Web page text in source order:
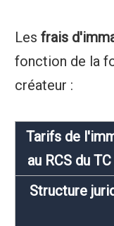
Les frais
fonction de la
créateur :
Tarifs de
au RCS du
Structure